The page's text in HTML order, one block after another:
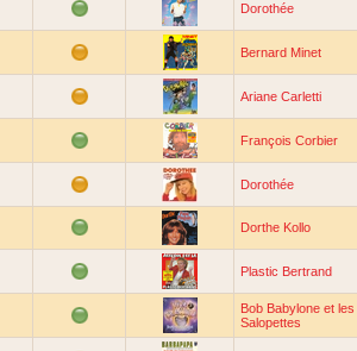
Dorothée
Bernard Minet
Ariane Carletti
François Corbier
Dorothée
Dorthe Kollo
Plastic Bertrand
Bob Babylone et les
Salopettes